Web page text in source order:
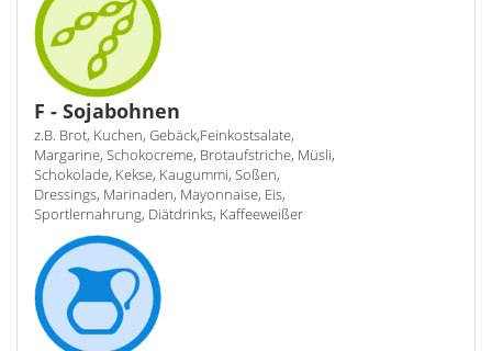
F - Sojabohnen
z.B. Brot, Kuchen, Gebäck,Feinkostsalate,
Margarine, Schokocreme, Brotaufstriche, Müsli,
Schokolade, Kekse, Kaugummi, Soßen,
Dressings, Marinaden, Mayonnaise, Eis,
Sportlernahrung, Diätdrinks, Kaffeeweißer